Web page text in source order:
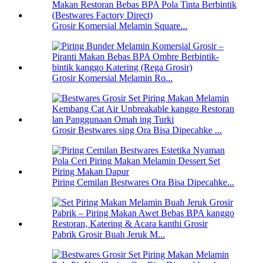
Grosir Komersial Melamin Square...
Grosir Komersial Melamin Ro...
Grosir Bestwares sing Ora Bisa Dipecahke ...
Piring Cemilan Bestwares Ora Bisa Dipecahke...
Pabrik Grosir Buah Jeruk M...